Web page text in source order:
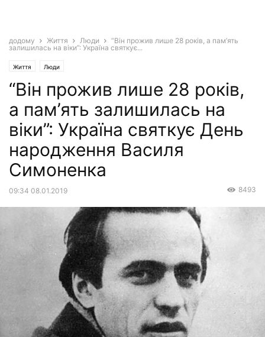
додому Життя Люди
“Він прожив лише 28 років, а пам’ять
залишилась на віки”: Україна святкує...
Життя Люди
“Він прожив лише 28 років,
а пам’ять залишилась на
віки”: Україна святкує День
народження Василя
Симоненка
09:34 08.01.2019 8493